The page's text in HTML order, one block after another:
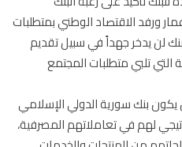
الاقتصاد الوطني بمتطلبات
يدخر جهداً في سبيل تقديم
تلبي متطلبات المجتمع
سورية الدولي الإسلامي
لهم في تعاملاتهم المصرفية،